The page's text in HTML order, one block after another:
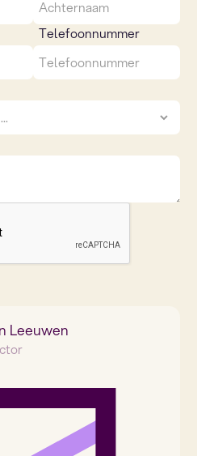
Leeuwen
Telefoonnummer